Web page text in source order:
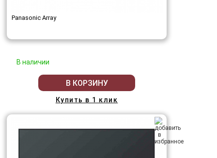
Panasonic Array
В наличии
В КОРЗИНУ
Купить в 1 клик